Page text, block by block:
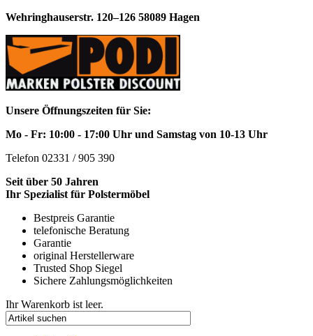
Wehringhauserstr. 120–126 58089 Hagen
Unsere Öffnungszeiten für Sie:
Mo - Fr: 10:00 - 17:00 Uhr und Samstag von 10-13 Uhr
Telefon 02331 / 905 390
Seit über 50 Jahren
Ihr Spezialist für Polstermöbel
Bestpreis Garantie
telefonische Beratung
Garantie
original Herstellerware
Trusted Shop Siegel
Sichere Zahlungsmöglichkeiten
Ihr Warenkorb ist leer.